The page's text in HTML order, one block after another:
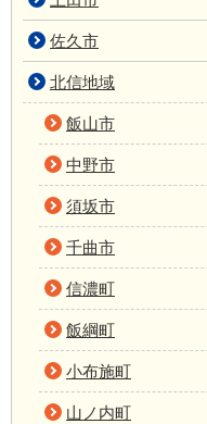
佐久市
北信地域
飯山市
中野市
須坂市
千曲市
信濃町
飯綱町
小布施町
山ノ内町